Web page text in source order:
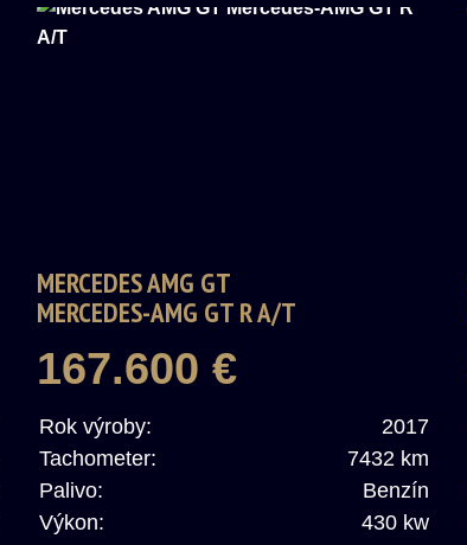
MERCEDES AMG GT
MERCEDES-AMG GT R A/T
167.600 €
Rok výroby:
2017
Tachometer:
7432 km
Palivo:
Benzín
Výkon:
430 kw